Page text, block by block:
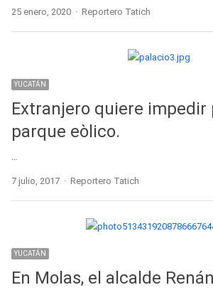
25 enero, 2020 Author
Reportero Tatich
YUCATÁN
Extranjero quiere impedir
parque eòlico.
…
7 julio, 2017 Author
Reportero Tatich
YUCATÁN
En Molas, el alcalde